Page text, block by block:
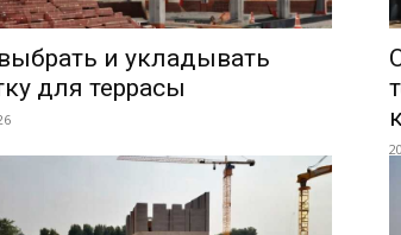
и укладывать
для террасы